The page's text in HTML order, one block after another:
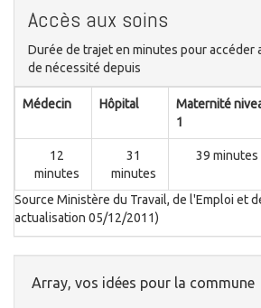
Accès aux soins
Durée de trajet en minutes pour accéder
de nécessité depuis
Médecin Hôpital
Maternité
1
12
minutes
31
minutes
39 minutes
Source Ministère du Travail, de l'Emploi et
actualisation 05/12/2011)
Array, vos idées pour la commune